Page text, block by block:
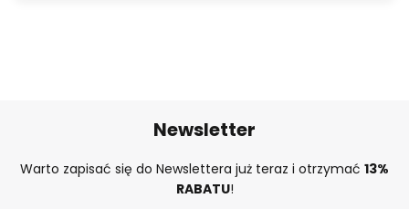
Newsletter
Warto zapisać się do Newslettera już teraz i otrzymać 13%
RABATU!